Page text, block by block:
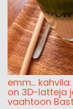
emm…
on 3D-latteja
vaahtoon